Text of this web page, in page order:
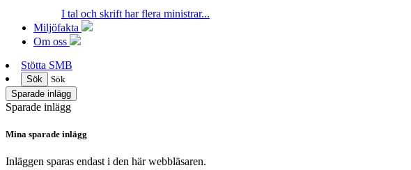
I tal och skrift har flera ministrar...
Miljöfakta
Om oss
Stötta SMB
Sök
Sök
Sparade inlägg
Sparade inlägg
Mina sparade inlägg
Inläggen sparas endast i den här webbläsaren.